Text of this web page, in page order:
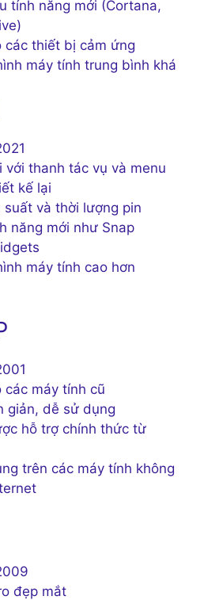
tính năng mới (Cortana,
các thiết bị cảm ứng
máy tính trung bình khá
với thanh tác vụ và menu
kế lại
suất và thời lượng pin
năng mới như Snap
máy tính cao hơn
các máy tính cũ
giản, dễ sử dụng
hỗ trợ chính thức từ
trên các máy tính không
đẹp mắt